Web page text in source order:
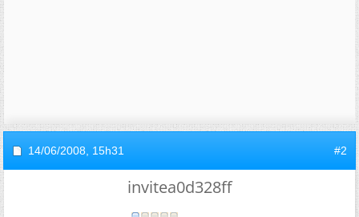
14/06/2008, 15h31 #2
invitea0d328ff